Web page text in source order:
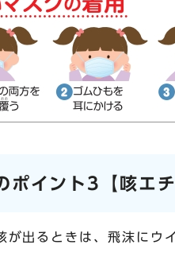
ポイント3【咳エチ
が出るときは、飛沫にウ